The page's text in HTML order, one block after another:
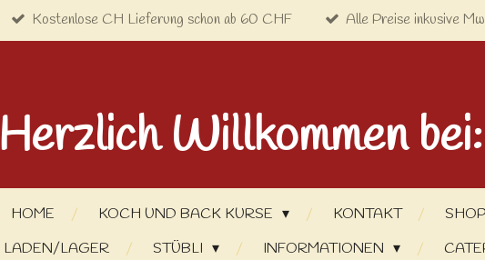
Kostenlose CH Lieferung schon ab 60 CHF Alle Preise inkusive
Herzlich Willkommen
HOME KOCH UND BACK KURSE KONTAKT SHOP
LADEN/LAGER
STÜBLI INFORMATIONEN